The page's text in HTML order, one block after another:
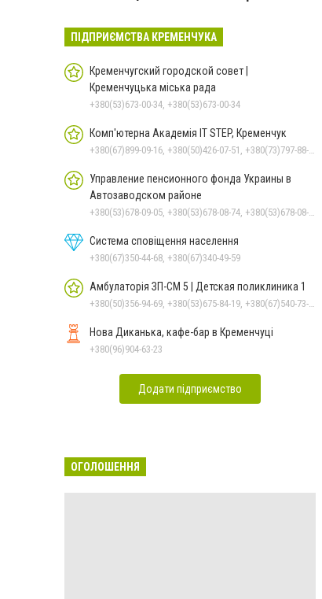
ПІДПРИЄМСТВА КРЕМЕНЧУКА
Кременчугский городской совет |
Кременчуцька міська рада
+380(53)673-00-34, +380(53)673-00-34
Комп'ютерна Академія IT STEP, Кременчук
+380(67)899-09-16, +380(50)426-07-51, +380(73)797-88-17
Управление пенсионного фонда Украины в
Автозаводском районе
+380(53)678-09-05, +380(53)678-08-74, +380(53)678-08-83, +380(53)678-08-41, +380(53)678-08-86
Система сповіщення населення
+380(67)350-44-68, +380(67)340-49-59
Амбулаторія ЗП-СМ 5 | Детская поликлиника 1
+380(50)356-94-69, +380(53)675-84-19, +380(67)540-73-87
Нова Диканька, кафе-бар в Кременчуці
+380(96)904-63-23
Додати підприємство
ОГОЛОШЕННЯ